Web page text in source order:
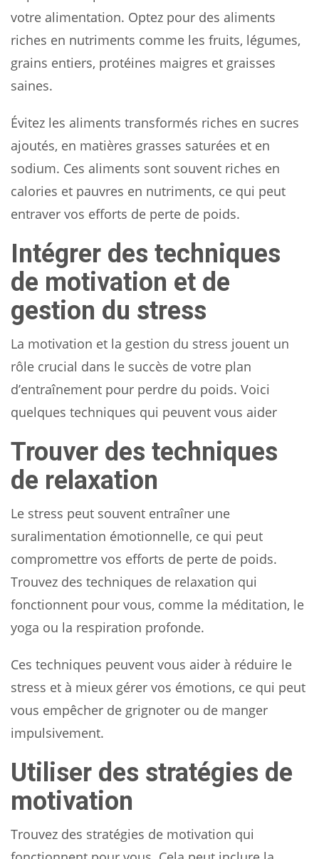
votre alimentation. Optez pour des aliments
riches en nutriments comme les fruits, légumes,
grains entiers, protéines maigres et graisses
saines.
Évitez les aliments transformés riches en sucres
ajoutés, en matières grasses saturées et en
sodium. Ces aliments sont souvent riches en
calories et pauvres en nutriments, ce qui peut
entraver vos efforts de perte de poids.
Intégrer des techniques
de motivation et de
gestion du stress
La motivation et la gestion du stress jouent un
rôle crucial dans le succès de votre plan
d’entraînement pour perdre du poids. Voici
quelques techniques qui peuvent vous aider
Trouver des techniques
de relaxation
Le stress peut souvent entraîner une
suralimentation émotionnelle, ce qui peut
compromettre vos efforts de perte de poids.
Trouvez des techniques de relaxation qui
fonctionnent pour vous, comme la méditation, le
yoga ou la respiration profonde.
Ces techniques peuvent vous aider à réduire le
stress et à mieux gérer vos émotions, ce qui peut
vous empêcher de grignoter ou de manger
impulsivement.
Utiliser des stratégies de
motivation
Trouvez des stratégies de motivation qui